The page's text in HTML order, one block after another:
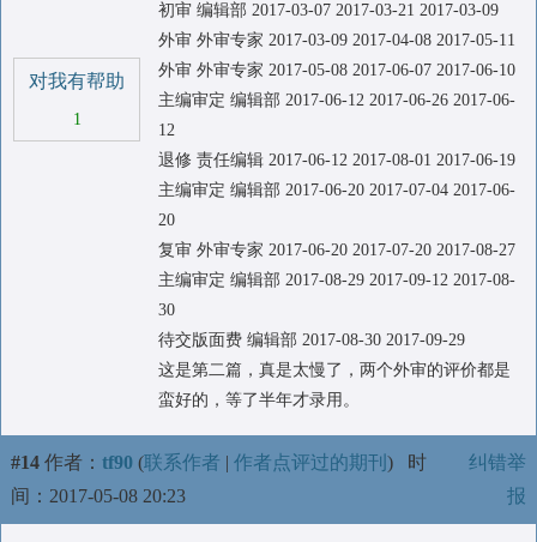
对我有帮助
1
初审 编辑部 2017-03-07 2017-03-21 2017-03-09
外审 外审专家 2017-03-09 2017-04-08 2017-05-11
外审 外审专家 2017-05-08 2017-06-07 2017-06-10
主编审定 编辑部 2017-06-12 2017-06-26 2017-06-
12
退修 责任编辑 2017-06-12 2017-08-01 2017-06-19
主编审定 编辑部 2017-06-20 2017-07-04 2017-06-
20
复审 外审专家 2017-06-20 2017-07-20 2017-08-27
主编审定 编辑部 2017-08-29 2017-09-12 2017-08-
30
待交版面费 编辑部 2017-08-30 2017-09-29
这是第二篇，真是太慢了，两个外审的评价都是
蛮好的，等了半年才录用。
#14 作者： tf90 (联系作者 | 作者点评过的期刊 ) 时
间：2017-05-08 20:23
纠错举
报